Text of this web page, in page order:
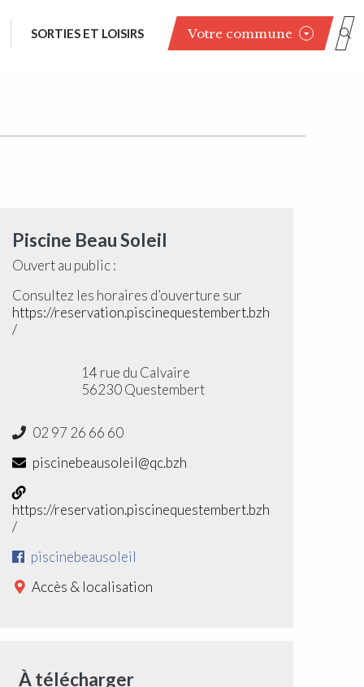
SORTIES ET LOISIRS Votre commune
Piscine Beau Soleil
Ouvert au public :
Consultez les horaires d’ouverture sur
https://reservation.piscinequestembert.bzh
/
14 rue du Calvaire
56230 Questembert
02 97 26 66 60
piscinebeausoleil@qc.bzh
https://reservation.piscinequestembert.bzh
/
piscinebeausoleil
Accès & localisation
À télécharger